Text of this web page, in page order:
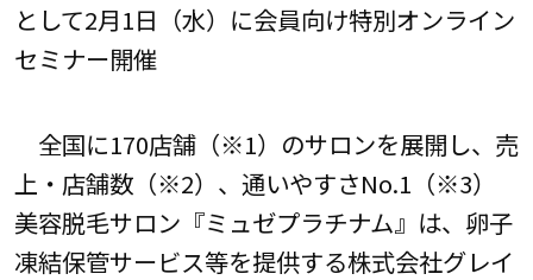
として2月1日（水）に会員向け特別オンライン
セミナー開催
全国に170店舗（※1）のサロンを展開し、売
上・店舗数（※2）、通いやすさNo.1（※3）
美容脱毛サロン『ミュゼプラチナム』は、卵子
凍結保管サービス等を提供する株式会社グレイ